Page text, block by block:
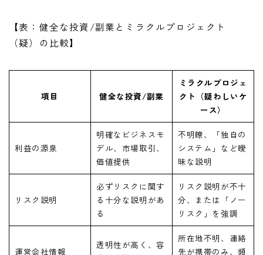
【表：健全な投資/副業とミラクルプロジェクト
（疑）の比較】
項目 健全な投資/副業
ミラクルプロジェ
クト（疑わしいケ
ース）
利益の源泉
明確なビジネスモ
デル、市場取引、
価値提供
不明瞭、「独自の
システム」など曖
昧な説明
リスク説明
必ずリスクに関す
る十分な説明があ
る
リスク説明が不十
分、または「ノー
リスク」を強調
運営会社情報
透明性が高く、容
所在地不明、連絡
先が携帯のみ、頻